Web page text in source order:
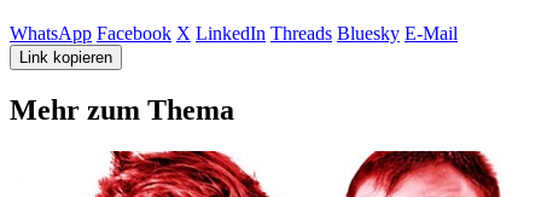
WhatsApp Facebook X LinkedIn Threads Bluesky E-Mail
Link kopieren
Mehr zum Thema